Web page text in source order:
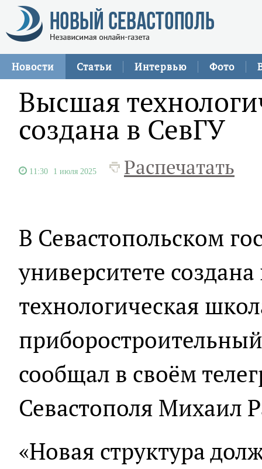
Новости Статьи Интервью Фото
Высшая
создана в СевГУ
11:30 1 июля 2025 Распечатать
В Севастопольском
университете
технологическая
сообщал в своём
Севастополя Михаил
«Новая структура